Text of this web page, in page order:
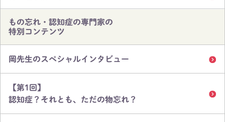
もの忘れ・認知症の専門家の
特別コンテンツ
岡先生のスペシャルインタビュー
【第1回】
認知症？それとも、ただの物忘れ？